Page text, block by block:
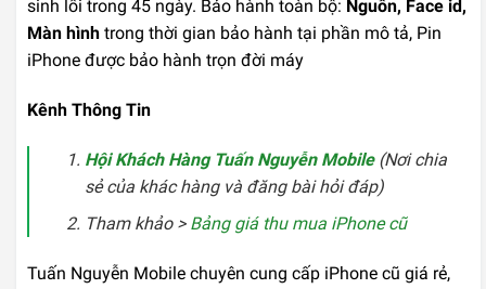
sinh lỗi trong 45 ngày. Bảo hành toàn bộ: Nguồn, Face id,
Màn hình trong thời gian bảo hành tại phần mô tả, Pin
iPhone được bảo hành trọn đời máy
Kênh Thông Tin
Hội Khách Hàng Tuấn Nguyễn Mobile(Nơi chia
sẻ của khác hàng và đăng bài hỏi đáp)
Tham khảo > Bảng giá thu mua iPhone cũ
Tuấn Nguyễn Mobile chuyên cung cấp iPhone cũ giá rẻ,